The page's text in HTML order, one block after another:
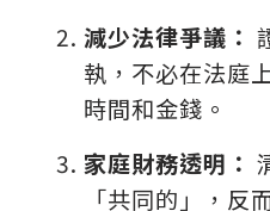
減少法律爭議：
執，不必在法庭
時間和金錢。
家庭財務透明：
「共同的」，反